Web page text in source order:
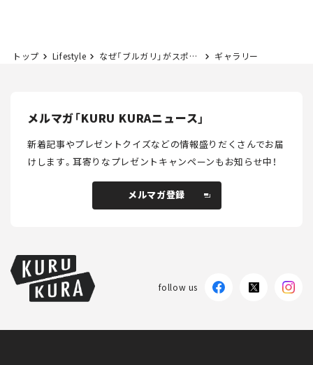
トップ Lifestyle なぜ「ブルガリ」がスポーツカーをデザイン？ グランツーリスモとコラボした限定ウォッチも登場。 ギャラリー
メルマガ「KURU KURAニュース」
新着記事やプレゼントクイズなどの情報盛りだくさんでお届
けします。耳寄りなプレゼントキャンペーンもお知らせ中！
メルマガ登録
follow us